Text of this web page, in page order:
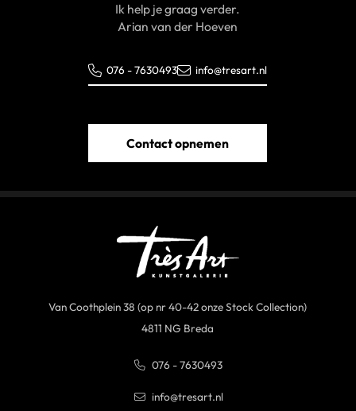
Ik help je graag verder.
Arian van der Hoeven
076 - 7630493 info@tresart.nl
Contact opnemen
Van Coothplein 38 (op nr 40-42 onze Stock Collection)
4811 NG Breda
076 - 7630493
info@tresart.nl